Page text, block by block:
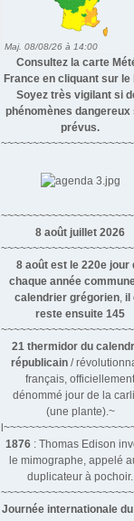
Consultez la carte
France en cliquant sur le
Soyez très vigilant si
phénomènes dangereux
prévus.
8 août juillet 2026
8 août est le 220e jour
chaque année
calendrier grégorien il
reste ensuite 145
21 thermidor du
républicain/
français, officiellement
dénommé jour de la
(une plante).~
1876 : Thomas Edison
le mimographe, appelé
duplicateur à pochoir.
Journée internationale